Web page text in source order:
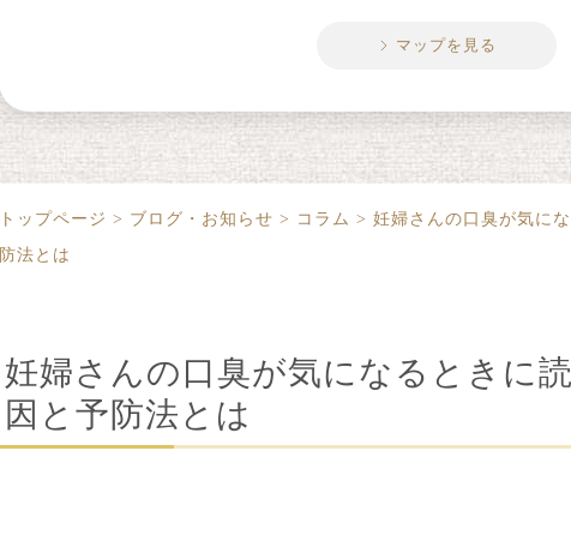
マップを見る
トップページ > ブログ・お知らせ > コラム > 妊婦さんの口臭が気に
防法とは
妊婦さんの口臭が気になるときに
因と予防法とは